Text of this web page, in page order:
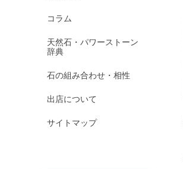
コラム
天然石・パワーストーン
辞典
石の組み合わせ・相性
出店について
サイトマップ